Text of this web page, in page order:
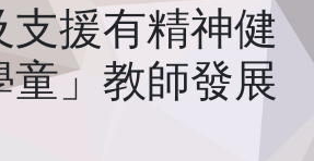
支援有精神健
童」教師發展